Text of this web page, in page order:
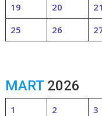
19
20 21
25
26
MART2026
1 2 3